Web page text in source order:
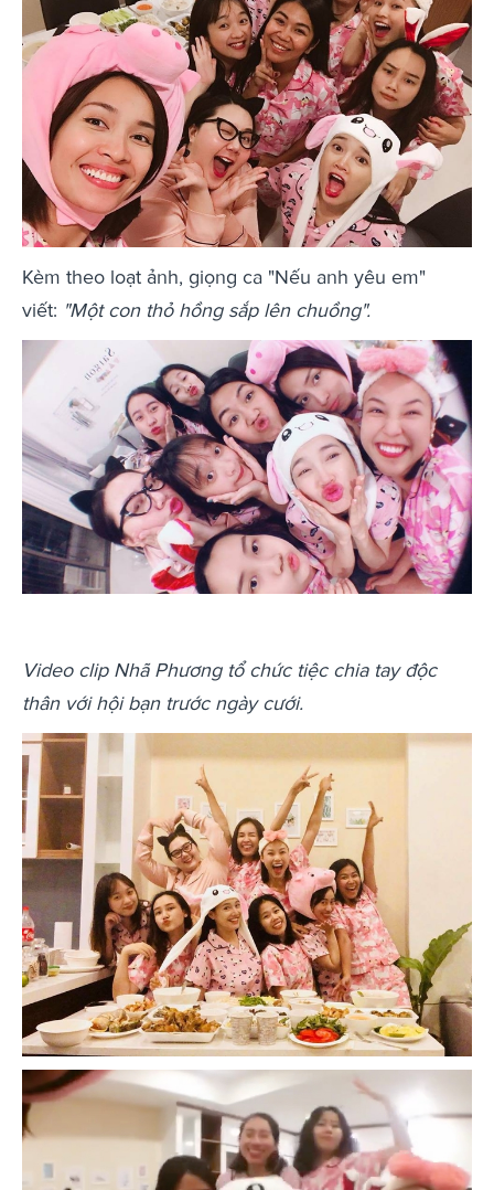
Kèm theo loạt ảnh, giọng ca "Nếu anh yêu em"
viết: "Một con thỏ hồng sắp lên chuồng".
Video clip Nhã Phương tổ chức tiệc chia tay độc
thân với hội bạn trước ngày cưới.